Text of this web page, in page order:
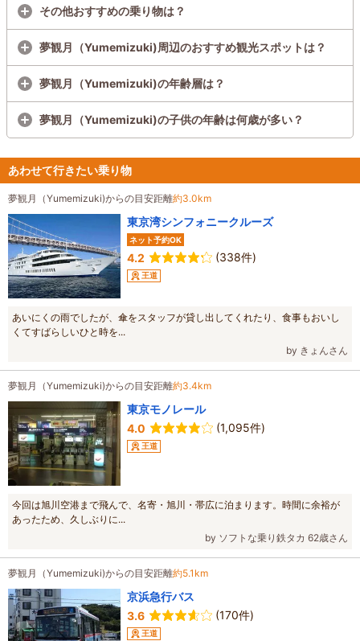
その他おすすめの乗り物は？
夢観月（Yumemizuki)周辺のおすすめ観光スポットは？
夢観月（Yumemizuki)の年齢層は？
夢観月（Yumemizuki)の子供の年齢は何歳が多い？
あわせて行きたい乗り物
夢観月（Yumemizuki)からの目安距離約3.0km
東京湾シンフォニークルーズ
ネット予約OK
4.2 (338件)
王道
あいにくの雨でしたが、傘をスタッフが貸し出してくれたり、食事もおいし
くてすばらしいひと時を...
by きょんさん
夢観月（Yumemizuki)からの目安距離約3.4km
東京モノレール
4.0
(1,095件)
王道
今回は旭川空港まで飛んで、名寄・旭川・帯広に泊まります。時間に余裕が
あったため、久しぶりに...
by ソフトな乗り鉄タカ 62歳さん
夢観月（Yumemizuki)からの目安距離約5.1km
京浜急行バス
3.6
(170件)
王道